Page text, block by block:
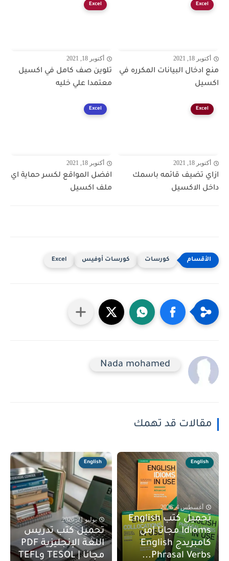
Excel
أكتوبر 18, 2021
منع ادخال البيانات المكرره في
اكسيل
Excel
أكتوبر 18, 2021
تلوين صف كامل في اكسيل
معتمدا علي خليه
Excel
أكتوبر 18, 2021
ازاي تضيف قائمه باسمك
داخل الاكسيل
Excel
أكتوبر 18, 2021
افضل المواقع لكسر حماية اي
ملف اكسيل
كورسات كورسات أوفيس Excel
Nada mohamed
مقالات قد تهمك
English
أغسطس 4, 2026
تحميل كتب English
Idioms مجانا |من
كامبريدج English
Phrasal Verbs...
English
يوليو 21, 2026
تحميل كتب تدريس
اللغة الإنجليزية PDF
مجانا | TESOL وTEFL